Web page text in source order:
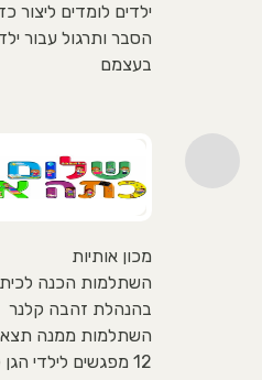
ילדים לומדים ליצור
הסבר ותרגול עבור
בעצמם
מכון אותיות
השתלמות הכנה
בהנהלת זהבה קלנר
השתלמות ממנה
12 מפגשים לילדי הגן להכנה לכיתה א'